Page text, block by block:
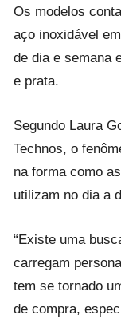
Os modelos
aço inoxidável
de dia e semana
e prata.
Segundo Laura
Technos, o
na forma como
utilizam no dia a
“Existe uma
carregam
tem se tornado
de compra,